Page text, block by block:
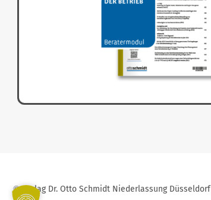
©Verlag Dr. Otto Schmidt Niederlassung Düsseldorf